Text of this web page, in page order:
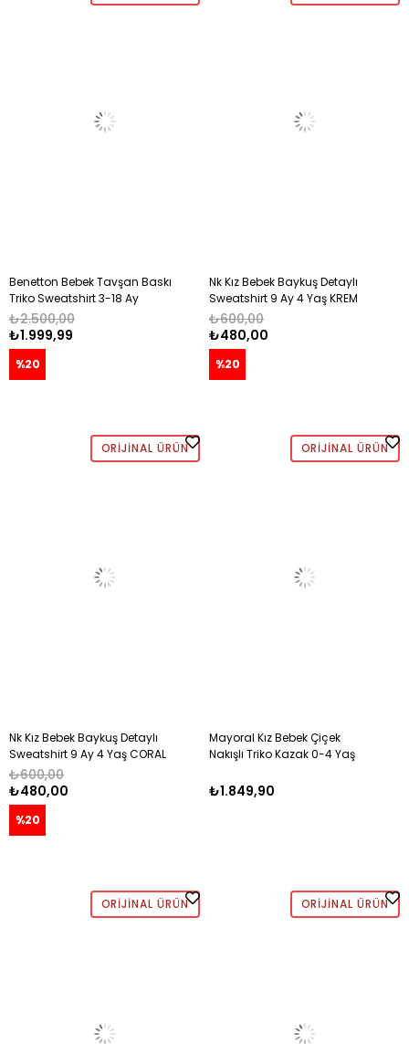
Benetton Bebek Tavşan Baskı
Triko Sweatshirt 3-18 Ay
BEYAZ
₺1.999,99
₺2.500,00
%20
Nk Kız Bebek Baykuş Detaylı
Sweatshirt 9 Ay 4 Yaş KREM
₺480,00
₺600,00
%20
ORIJINAL ÜRÜN
Nk Kız Bebek Baykuş Detaylı
Sweatshirt 9 Ay 4 Yaş CORAL
₺480,00
₺600,00
%20
ORIJINAL ÜRÜN
Mayoral Kız Bebek Çiçek
Nakışlı Triko Kazak 0-4 Yaş
₺1.849,90
ORIJINAL ÜRÜN ORIJINAL ÜRÜN